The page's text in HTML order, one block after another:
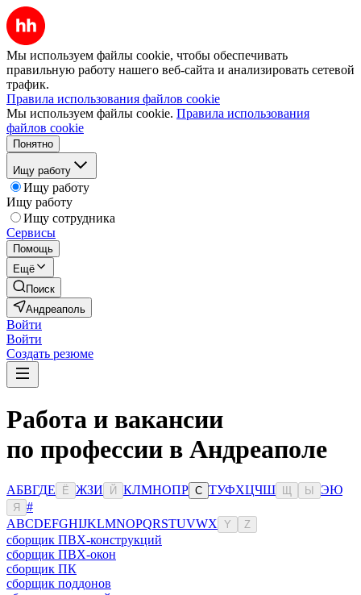
Мы используем файлы cookie, чтобы обеспечивать
правильную работу нашего веб-сайта и анализировать сетевой
трафик.
Правила использования файлов cookie
Мы используем файлы cookie. Правила использования
файлов cookie
Понятно
Ищу работу
Ищу работу
Ищу работу
Ищу сотрудника
Сервисы
Помощь
Ещё
Поиск
Андреаполь
Войти
Войти
Создать резюме
Работа и вакансии
по профессии в Андреаполе
АБВГДЕ Ё ЖЗИ Й КЛМНОПР С ТУФХЦЧШ Ы ЭЮ
Я
#
ABCDEFGHIJKLMNOPQRSTUVWX Y Z
сборщик ПВХ-конструкций
сборщик ПВХ-окон
сборщик ПК
сборщик поддонов